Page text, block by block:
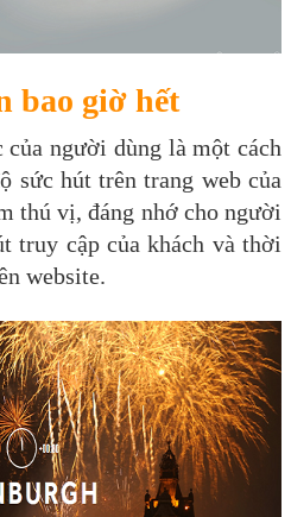
bao giờ hết
người dùng là một cách
sức hút trên trang web của
thú vị, đáng nhớ cho người
truy cập của khách và thời
website.